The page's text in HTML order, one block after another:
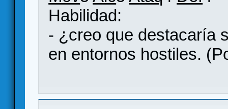
Habilidad:
- ¿creo que destacaría
en entornos hostiles.